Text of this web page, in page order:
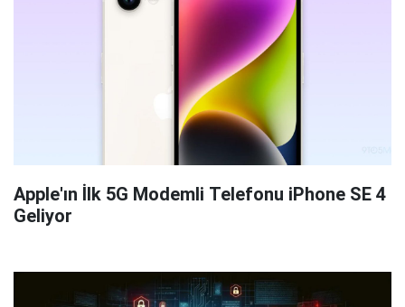
Apple'ın İlk 5G Modemli Telefonu iPhone SE 4
Geliyor